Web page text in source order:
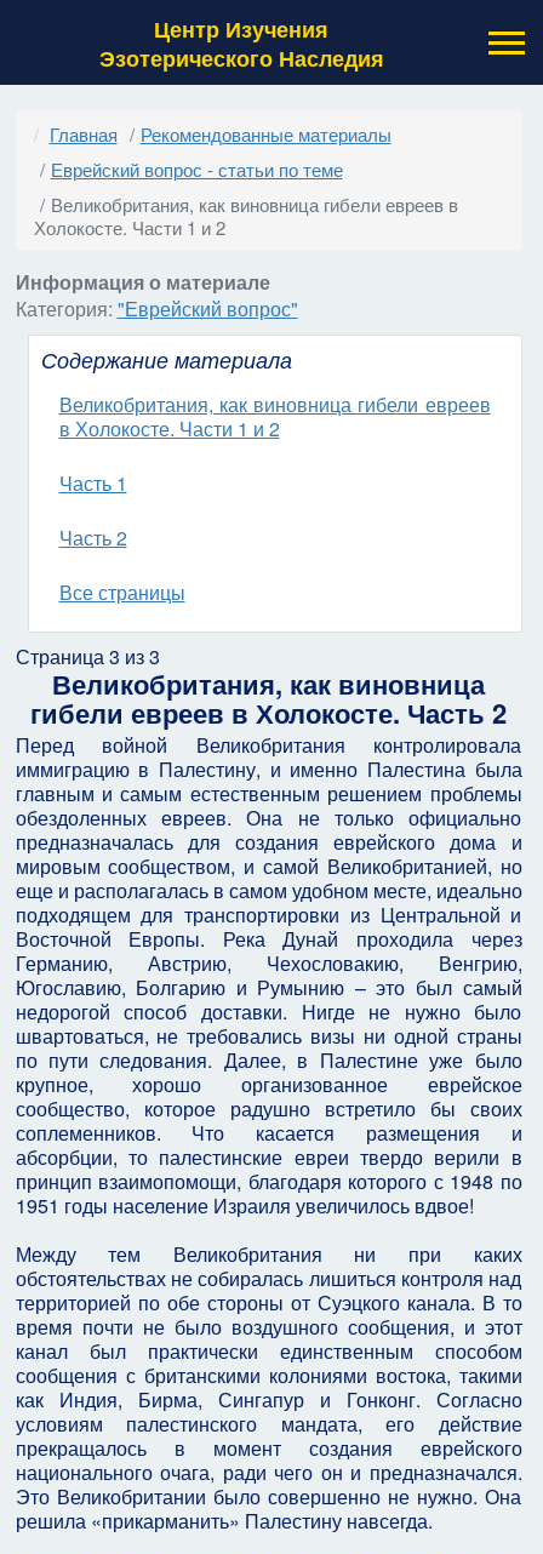
Центр Изучения
Эзотерического Наследия
Главная
Рекомендованные материалы
Еврейский вопрос - статьи по теме
Великобритания, как виновница гибели евреев в
Холокосте. Части 1 и 2
Информация о материале
Категория: "Еврейский вопрос"
Содержание материала
Великобритания, как виновница гибели евреев
в Холокосте. Части 1 и 2
Часть 1
Часть 2
Все страницы
Страница 3 из 3
Великобритания, как виновница
гибели евреев в Холокосте. Часть 2
Перед войной Великобритания контролировала
иммиграцию в Палестину, и именно Палестина была
главным и самым естественным решением проблемы
обездоленных евреев. Она не только официально
предназначалась для создания еврейского дома и
мировым сообществом, и самой Великобританией, но
еще и располагалась в самом удобном месте, идеально
подходящем для транспортировки из Центральной и
Восточной Европы. Река Дунай проходила через
Германию, Австрию, Чехословакию, Венгрию,
Югославию, Болгарию и Румынию – это был самый
недорогой способ доставки. Нигде не нужно было
швартоваться, не требовались визы ни одной страны
по пути следования. Далее, в Палестине уже было
крупное, хорошо организованное еврейское
сообщество, которое радушно встретило бы своих
соплеменников. Что касается размещения и
абсорбции, то палестинские евреи твердо верили в
принцип взаимопомощи, благодаря которого с 1948 по
1951 годы население Израиля увеличилось вдвое!
Между тем Великобритания ни при каких
обстоятельствах не собиралась лишиться контроля над
территорией по обе стороны от Суэцкого канала. В то
время почти не было воздушного сообщения, и этот
канал был практически единственным способом
сообщения с британскими колониями востока, такими
как Индия, Бирма, Сингапур и Гонконг. Согласно
условиям палестинского мандата, его действие
прекращалось в момент создания еврейского
национального очага, ради чего он и предназначался.
Это Великобритании было совершенно не нужно. Она
решила «прикарманить» Палестину навсегда.